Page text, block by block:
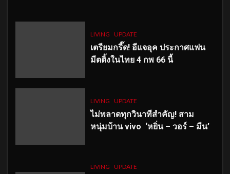
LIVING UPDATE
เตรียมกรี๊ด! อีแจอุค ประกาศแฟน
มีตติ้งในไทย 4 กพ 66 นี้
LIVING UPDATE
ไม่พลาดทุกวินาทีสำคัญ! สาม
หนุ่มบ้าน vivo ‘หยิ่น – วอร์ – มีน’
LIVING UPDATE